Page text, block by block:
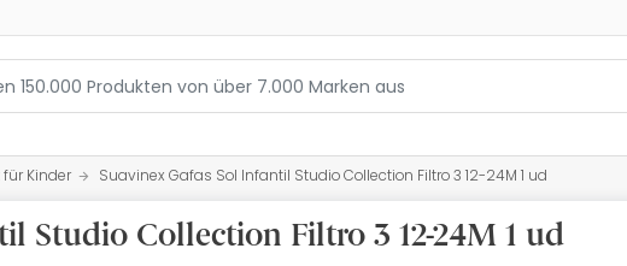
Kinder Suavinex Gafas Sol Infantil Studio Collection Filtro 3 12-24M 1 ud
Studio Collection Filtro 3 12-24M 1 ud